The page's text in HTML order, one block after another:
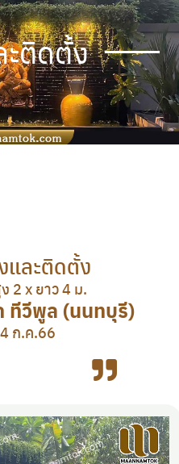
ติดตั้ง
และติดตั้ง
2 x ยาว 4 ม.
ทีวีพูล (นนทบุรี)
ก.ค.66